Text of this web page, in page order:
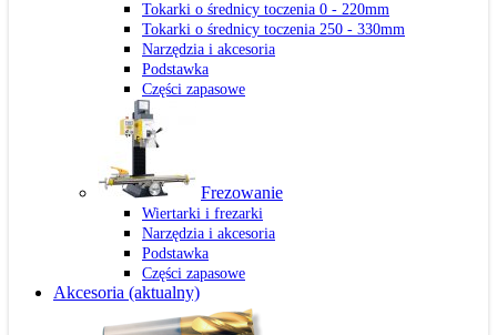
Tokarki o średnicy toczenia 0 - 220mm
Tokarki o średnicy toczenia 250 - 330mm
Narzędzia i akcesoria
Podstawka
Części zapasowe
Frezowanie
Wiertarki i frezarki
Narzędzia i akcesoria
Podstawka
Części zapasowe
Akcesoria (aktualny)